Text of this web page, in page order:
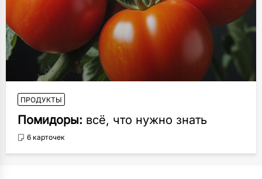
ПРОДУКТЫ
Помидоры: всё, что нужно знать
6 карточек